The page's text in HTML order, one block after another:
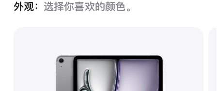
外观： 选择你喜欢的颜色。